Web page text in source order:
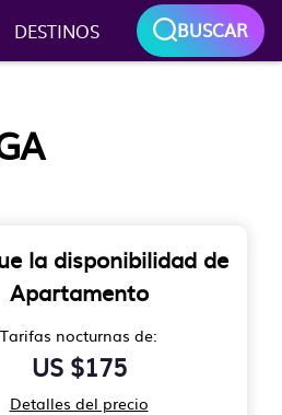
DESTINOS BUSCAR
la disponibilidad de
Apartamento
Tarifas nocturnas de:
US $175
Detalles del precio